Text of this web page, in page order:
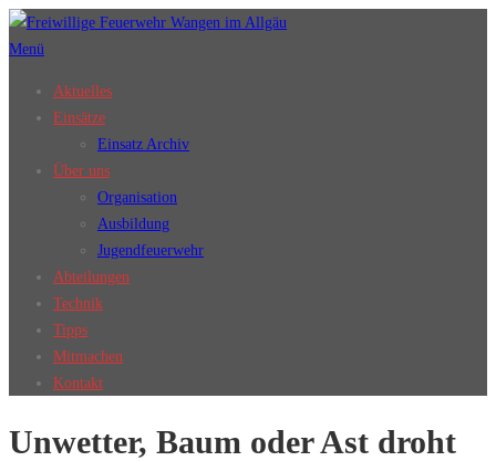
Zum
Inhalt
Menü
Aktuelles
Einsätze
Einsatz Archiv
Über uns
Organisation
Ausbildung
Jugendfeuerwehr
Abteilungen
Technik
Tipps
Mitmachen
Kontakt
Unwetter, Baum oder Ast droht